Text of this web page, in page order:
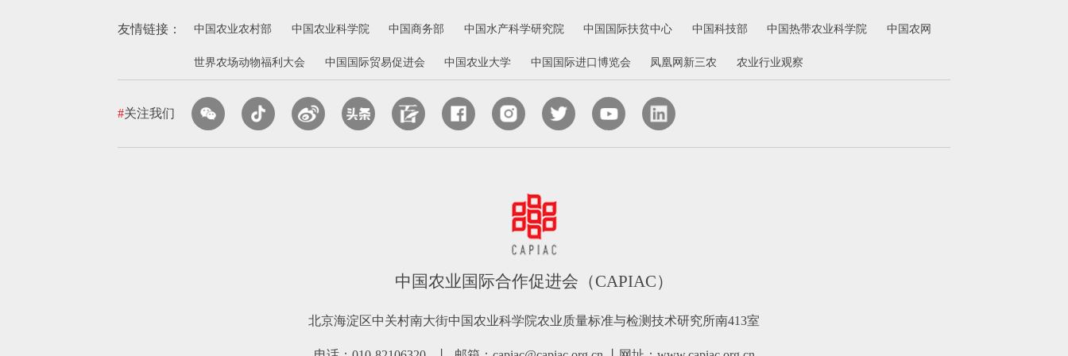
友情链接： 中国农业农村部 中国农业科学院 中国商务部 中国水产科学研究院 中国国际扶贫中心 中国科技部 中国热带农业科学院 中国农网
世界农场动物福利大会 中国国际贸易促进会 中国农业大学 中国国际进口博览会 凤凰网新三农 农业行业观察
#关注我们
中国农业国际合作促进会（CAPIAC）
北京海淀区中关村南大街中国农业科学院农业质量标准与检测技术研究所南413室